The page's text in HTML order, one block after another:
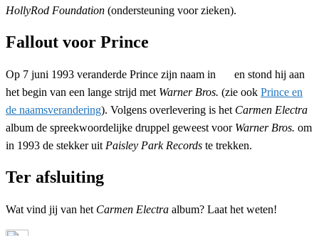
HollyRod Foundation (ondersteuning voor zieken).
Fallout voor Prince
Op 7 juni 1993 veranderde Prince zijn naam in
en stond hij aan
het begin van een lange strijd met Warner Bros. (zie ook Prince en
de naamsverandering). Volgens overlevering is het Carmen Electra
album de spreekwoordelijke druppel geweest voor Warner Bros. om
in 1993 de stekker uit Paisley Park Records te trekken.
Ter afsluiting
Wat vind jij van het Carmen Electra album? Laat het weten!